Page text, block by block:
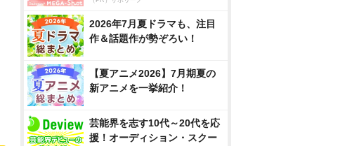
2026年7月夏ドラマも、注目
作＆話題作が勢ぞろい！
【夏アニメ2026】7月期夏の
新アニメを一挙紹介！
芸能界を志す10代～20代を応
援！オーディション・スクー